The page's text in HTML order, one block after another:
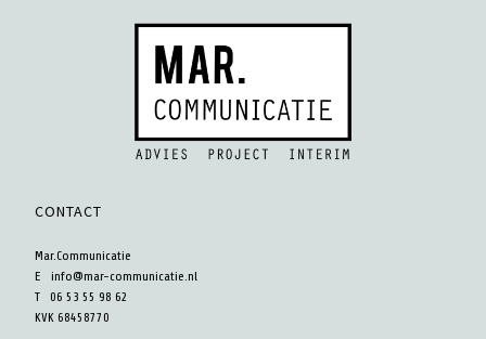
CONTACT
Mar.Communicatie
Einfo@mar-communicatie.nl
T 06 53 55 98 62
KVK 68458770